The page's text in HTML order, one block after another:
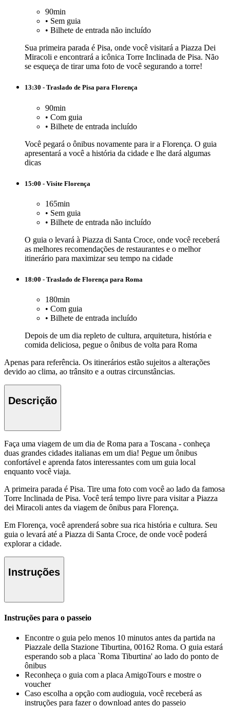
90min
• Sem guia
• Bilhete de entrada não incluído
Sua primeira parada é Pisa, onde você visitará a Piazza Dei
Miracoli e encontrará a icônica Torre Inclinada de Pisa. Não
se esqueça de tirar uma foto de você segurando a torre!
13:30 - Traslado de Pisa para Florença
90min
• Com guia
• Bilhete de entrada incluído
Você pegará o ônibus novamente para ir a Florença. O guia
apresentará a você a história da cidade e lhe dará algumas
dicas
15:00 - Visite Florença
165min
• Sem guia
• Bilhete de entrada não incluído
O guia o levará à Piazza di Santa Croce, onde você receberá
as melhores recomendações de restaurantes e o melhor
itinerário para maximizar seu tempo na cidade
18:00 - Traslado de Florença para Roma
180min
• Com guia
• Bilhete de entrada incluído
Depois de um dia repleto de cultura, arquitetura, história e
comida deliciosa, pegue o ônibus de volta para Roma
Apenas para referência. Os itinerários estão sujeitos a alterações
devido ao clima, ao trânsito e a outras circunstâncias.
Descrição
Faça uma viagem de um dia de Roma para a Toscana - conheça
duas grandes cidades italianas em um dia! Pegue um ônibus
confortável e aprenda fatos interessantes com um guia local
enquanto você viaja.
A primeira parada é Pisa. Tire uma foto com você ao lado da famosa
Torre Inclinada de Pisa. Você terá tempo livre para visitar a Piazza
dei Miracoli antes da viagem de ônibus para Florença.
Em Florença, você aprenderá sobre sua rica história e cultura. Seu
guia o levará até a Piazza di Santa Croce, de onde você poderá
explorar a cidade.
Instruções
Instruções para o passeio
Encontre o guia pelo menos 10 minutos antes da partida na
Piazzale della Stazione Tiburtina, 00162 Roma. O guia estará
esperando sob a placa `Roma Tiburtina' ao lado do ponto de
ônibus
Reconheça o guia com a placa AmigoTours e mostre o
voucher
Caso escolha a opção com audioguia, você receberá as
instruções para fazer o download antes do passeio